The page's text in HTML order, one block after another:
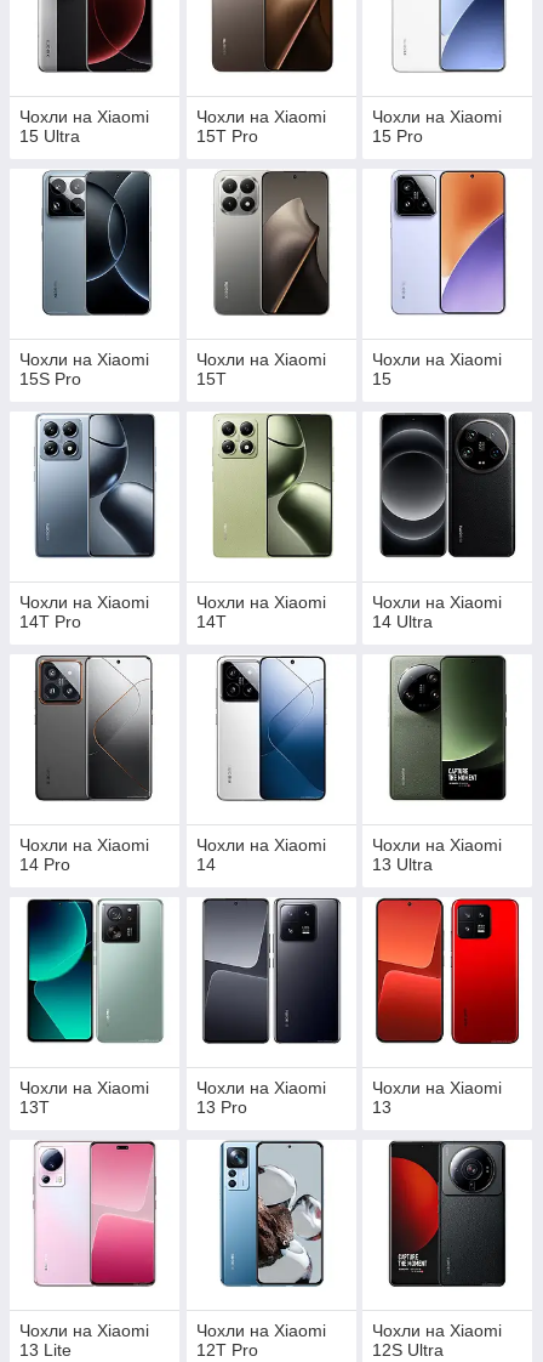
Чохли на Xiaomi
15 Ultra
Чохли на Xiaomi
15T Pro
Чохли на Xiaomi
15 Pro
Чохли на Xiaomi
15S Pro
Чохли на Xiaomi
15T
Чохли на Xiaomi
15
Чохли на Xiaomi
14T Pro
Чохли на Xiaomi
14T
Чохли на Xiaomi
14 Ultra
Чохли на Xiaomi
14 Pro
Чохли на Xiaomi
14
Чохли на Xiaomi
13 Ultra
Чохли на Xiaomi
13T
Чохли на Xiaomi
13 Pro
Чохли на Xiaomi
13
Чохли на Xiaomi
13 Lite
Чохли на Xiaomi
12T Pro
Чохли на Xiaomi
12S Ultra